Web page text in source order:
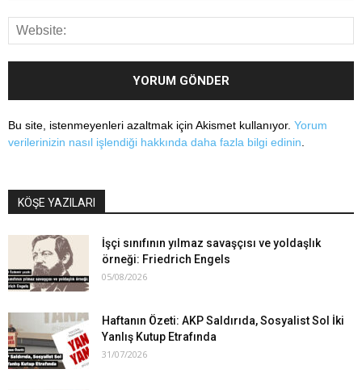
Bu site, istenmeyenleri azaltmak için Akismet kullanıyor. Yorum
verilerinizin nasıl işlendiği hakkında daha fazla bilgi edinin
KÖŞE YAZILARI
İşçi sınıfının yılmaz savaşçısı ve yoldaşlık
örneği: Friedrich Engels
05/08/2026
Haftanın Özeti: AKP Saldırıda, Sosyalist Sol İki
Yanlış Kutup Etrafında
31/07/2026